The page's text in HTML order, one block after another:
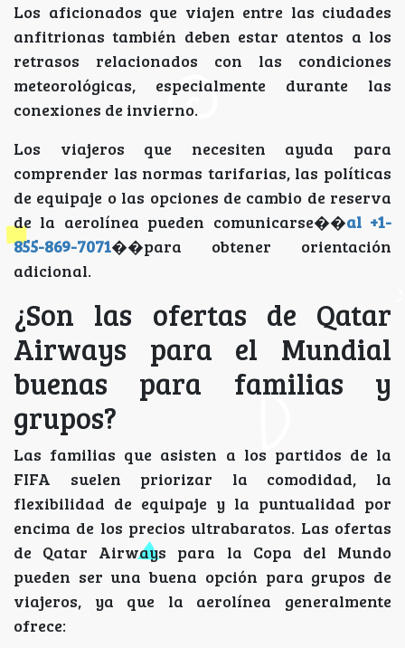
Los aficionados que viajen entre las ciudades
anfitrionas también deben estar atentos a los
retrasos relacionados con las condiciones
meteorológicas, especialmente durante las
conexiones de invierno.
Los viajeros que necesiten ayuda para
comprender las normas tarifarias, las políticas
de equipaje o las opciones de cambio de reserva
de la aerolínea pueden comunicarse��al +1-
855-869-7071��para obtener orientación
adicional.
¿Son las ofertas de Qatar
Airways para el Mundial
buenas para familias y
grupos?
Las familias que asisten a los partidos de la
FIFA suelen priorizar la comodidad, la
flexibilidad de equipaje y la puntualidad por
encima de los precios ultrabaratos. Las ofertas
de Qatar Airways para la Copa del Mundo
pueden ser una buena opción para grupos de
viajeros, ya que la aerolínea generalmente
ofrece: